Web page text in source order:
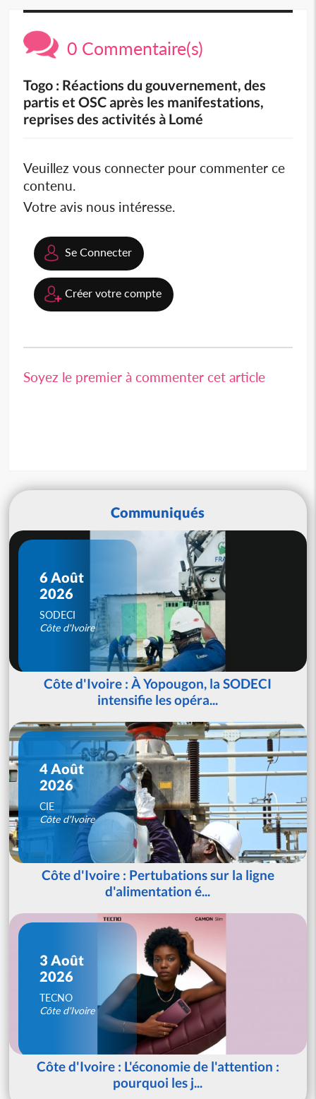
0 Commentaire(s)
Togo : Réactions du gouvernement, des
partis et OSC après les manifestations,
reprises des activités à Lomé
Veuillez vous connecter pour commenter ce
contenu.
Votre avis nous intéresse.
Se Connecter
Créer votre compte
Soyez le premier à commenter cet article
Communiqués
6 Août
2026
SODECI
Côte d'Ivoire
Côte d'Ivoire : À Yopougon, la SODECI
intensifie les opéra...
4 Août
2026
CIE
Côte d'Ivoire
Côte d'Ivoire : Pertubations sur la ligne
d'alimentation é...
3 Août
2026
TECNO
Côte d'Ivoire
Côte d'Ivoire : L'économie de l'attention :
pourquoi les j...